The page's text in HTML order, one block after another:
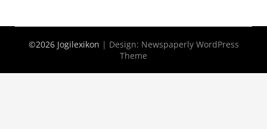
©2026 Jogilexikon | Design: Newspaperly WordPress
Theme